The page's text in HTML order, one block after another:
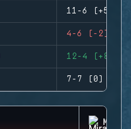
11-6 (+5)
4-6 (-2)
12-4 (+8)
7-7 (0)
MIRA